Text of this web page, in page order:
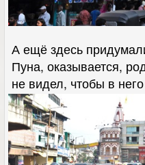
А ещё здесь
Пуна, оказывается,
не видел, чтобы в